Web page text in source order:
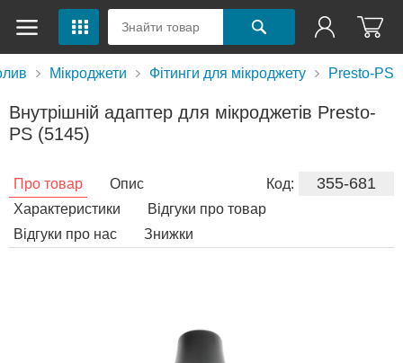
Мікроджети Фітинги для мікроджету Presto-PS
Внутрішній адаптер для мікроджетів Presto-
PS (5145)
Код: 355-681
Про товар
Опис
Характеристики
Відгуки про товар
Відгуки про нас
Знижки